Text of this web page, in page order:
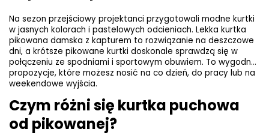
Na sezon przejściowy projektanci przygotowali modne kurtki
w jasnych kolorach i pastelowych odcieniach. Lekka kurtka
pikowana damska z kapturem to rozwiązanie na deszczowe
dni, a krótsze pikowane kurtki doskonale sprawdzą się w
połączeniu ze spodniami i sportowym obuwiem. To wygodne
propozycje, które możesz nosić na co dzień, do pracy lub na
weekendowe wyjścia.
Czym różni się kurtka puchowa
od pikowanej?